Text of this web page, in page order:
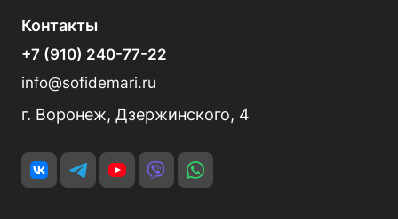
Контакты
+7 (910) 240-77-22
info@sofidemari.ru
г. Воронеж, Дзержинского, 4